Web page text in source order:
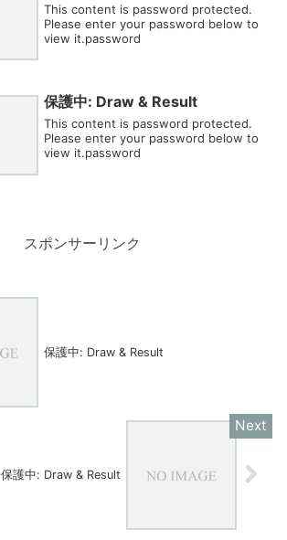
This content is password protected.
Please enter your password below to
view it.password
保護中: Draw & Result
This content is password protected.
Please enter your password below to
view it.password
スポンサーリンク
保護中: Draw & Result
保護中: Draw & Result